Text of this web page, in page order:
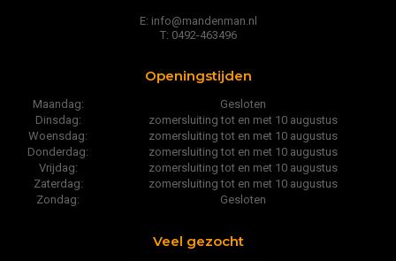
E: info@mandenman.nl
T: 0492-463496
Openingstijden
Maandag:
Gesloten
Dinsdag:
zomersluiting tot en met 10 augustus
Woensdag:
zomersluiting tot en met 10 augustus
Donderdag:
zomersluiting tot en met 10 augustus
Vrijdag:
zomersluiting tot en met 10 augustus
Zaterdag:
zomersluiting tot en met 10 augustus
Zondag:
Gesloten
Veel gezocht